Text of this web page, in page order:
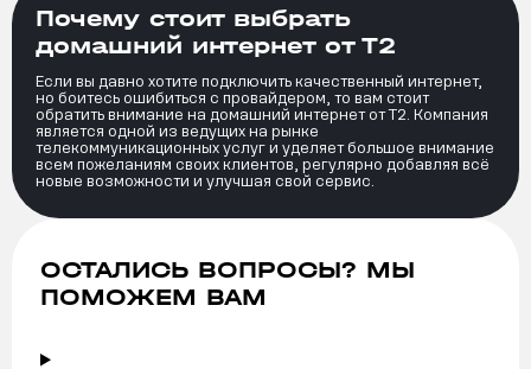
Почему стоит выбрать
домашний интернет от Т2
Если вы давно хотите подключить качественный интернет,
но боитесь ошибиться с провайдером, то вам стоит
обратить внимание на домашний интернет от Т2. Компания
является одной из ведущих на рынке
телекоммуникационных услуг и уделяет большое внимание
всем пожеланиям своих клиентов, регулярно добавляя всё
новые возможности и улучшая свой сервис.
ОСТАЛИСЬ ВОПРОСЫ? МЫ
ПОМОЖЕМ ВАМ